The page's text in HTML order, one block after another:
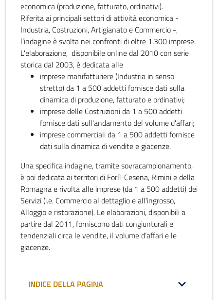
economica (produzione, fatturato, ordinativi).
Riferita ai principali settori di attività economica -
Industria, Costruzioni, Artigianato e Commercio -,
l’indagine è svolta nei confronti di oltre 1.300 imprese.
L'elaborazione, disponibile online dal 2010 con serie
storica dal 2003, è dedicata alle
imprese manifatturiere (Industria in senso
stretto) da 1 a 500 addetti fornisce dati sulla
dinamica di produzione, fatturato e ordinativi;
imprese delle Costruzioni da 1 a 500 addetti
fornisce dati sull'andamento del volume d'affari;
imprese commerciali da 1 a 500 addetti fornisce
dati sulla dinamica di vendite e giacenze.
Una specifica indagine, tramite sovracampionamento,
è poi dedicata ai territori di Forlì-Cesena, Rimini e della
Romagna e rivolta alle imprese (da 1 a 500 addetti) dei
Servizi (i.e. Commercio al dettaglio e all’ingrosso,
Alloggio e ristorazione). Le elaborazioni, disponibili a
partire dal 2011, forniscono dati congiunturali e
tendenziali circa le vendite, il volume d’affari e le
giacenze.
INDICE DELLA PAGINA